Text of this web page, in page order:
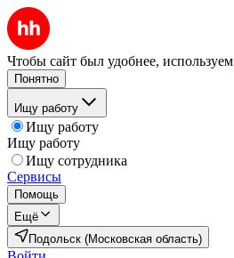
Чтобы сайт был удобнее, используем
Понятно
Ищу работу
Ищу работу
Ищу работу
Ищу сотрудника
Сервисы
Помощь
Ещё
Подольск (Московская область)